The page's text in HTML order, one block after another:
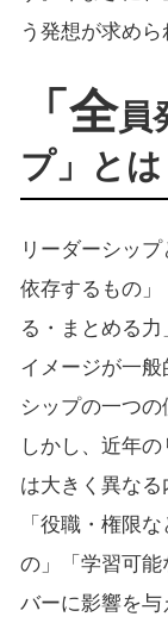
う発想が求めら
「全員
プ」とは
リーダーシッ
依存するもの
る・まとめる
イメージが一
シップの一つの
しかし、近年
は大きく異なる
「役職・権限
の」「学習可
バーに影響を与